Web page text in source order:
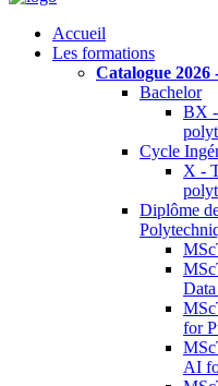
Accueil
Les formations
Catalogue 2026
Bachelor
BX -
Cycle
X -
Diplôme
for
AI